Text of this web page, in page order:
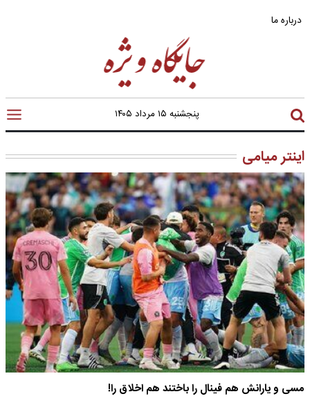
درباره ما
پنجشنبه ۱۵ مرداد ۱۴۰۵
اینتر میامی
مسی و یارانش هم فینال را باختند هم اخلاق را!